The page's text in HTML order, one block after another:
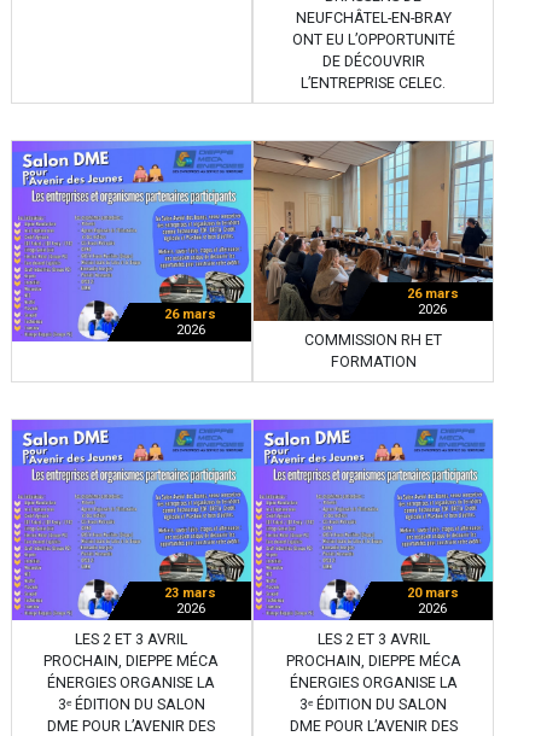
NEUFCHÂTEL-EN-BRAY
ONT EU L’OPPORTUNITÉ
DE DÉCOUVRIR
L’ENTREPRISE CELEC.
26 mars
2026
26 mars
2026
COMMISSION RH ET
FORMATION
23 mars
2026
LES 2 ET 3 AVRIL
PROCHAIN, DIEPPE MÉCA
ÉNERGIES ORGANISE LA
3ᵉ ÉDITION DU SALON
DME POUR L’AVENIR DES
20 mars
2026
LES 2 ET 3 AVRIL
PROCHAIN, DIEPPE MÉCA
ÉNERGIES ORGANISE LA
3ᵉ ÉDITION DU SALON
DME POUR L’AVENIR DES